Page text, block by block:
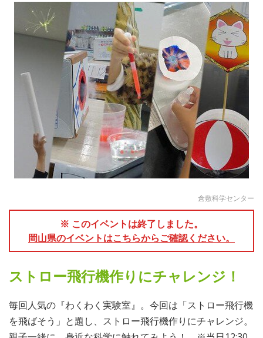
倉敷科学センター
※ このイベントは終了しました。
岡山県のイベントはこちらからご確認ください。
ストロー飛行機作りにチャレンジ！
毎回人気の『わくわく実験室』。今回は「ストロー飛行機
を飛ばそう」と題し、ストロー飛行機作りにチャレンジ。